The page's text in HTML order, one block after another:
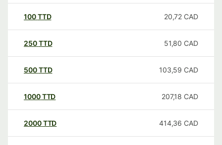
100TTD 20,72 CAD
250TTD 51,80 CAD
500TTD 103,59 CAD
1000TTD 207,18 CAD
2000TTD 414,36 CAD